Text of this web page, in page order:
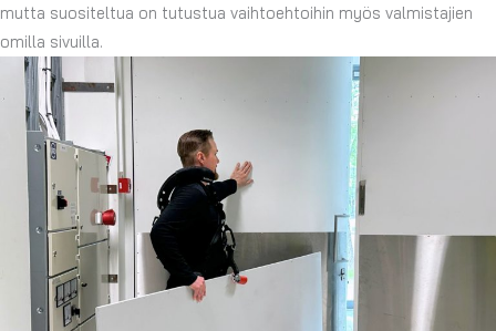
mutta suositeltua on tutustua vaihtoehtoihin myös valmistajien
omilla sivuilla.